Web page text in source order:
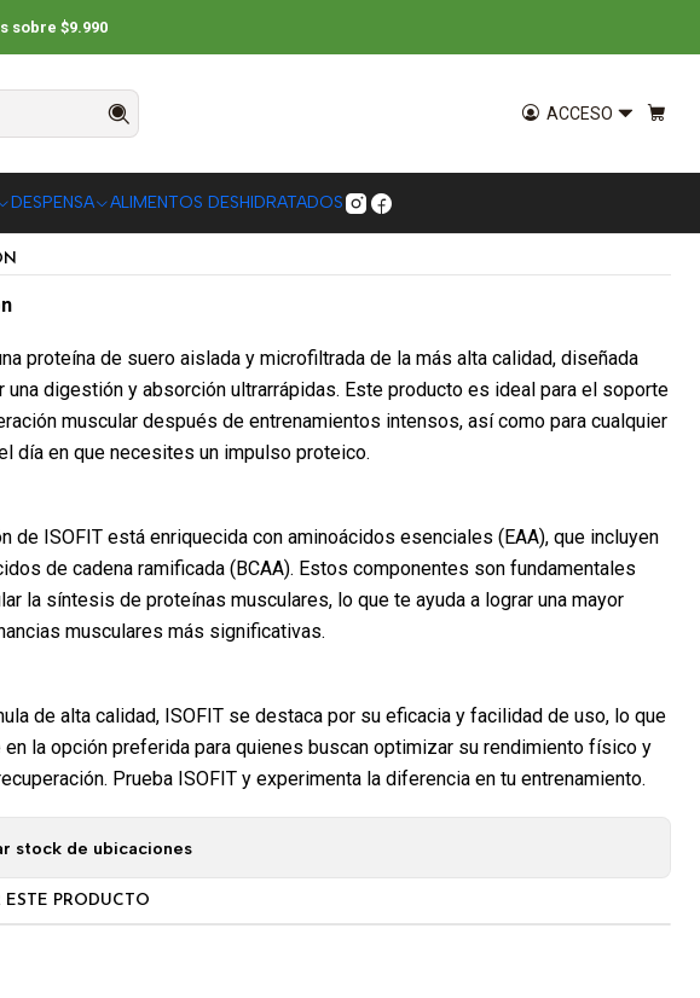
ACCESO
DESPENSA ALIMENTOS DESHIDRATADOS
sobre $9.990
Strawberry and Cream
2 lbs Nutrex Sabor Strawberry and
1 reseña
proteína de suero aislada y microfiltrada de la más alta calidad, diseñada
una digestión y absorción ultrarrápidas. Este producto es ideal para el soporte
muscular después de entrenamientos intensos, así como para cualquier
día en que necesites un impulso proteico.
de ISOFIT está enriquecida con aminoácidos esenciales (EAA), que incluyen
de cadena ramificada (BCAA). Estos componentes son fundamentales
la síntesis de proteínas musculares, lo que te ayuda a lograr una mayor
musculares más significativas.
de alta calidad, ISOFIT se destaca por su eficacia y facilidad de uso, lo que
en la opción preferida para quienes buscan optimizar su rendimiento físico y
Prueba ISOFIT y experimenta la diferencia en tu entrenamiento.
stock de ubicaciones
ESTE PRODUCTO